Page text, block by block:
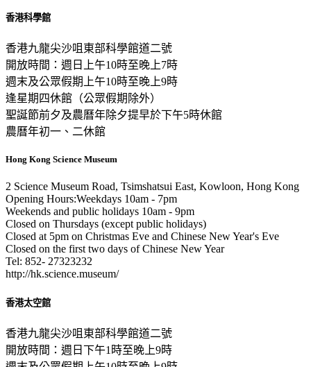
香港科學館
香港九龍尖沙咀東部科學館道二號
開放時間：週日上午10時至晚上7時
週末及公眾假期上午10時至晚上9時
逢星期四休館（公眾假期除外）
聖誕節前夕及農曆年除夕提早於下午5時休館
農曆年初一、二休館
Hong Kong Science Museum
2 Science Museum Road, Tsimshatsui East, Kowloon, Hong Kong
Opening Hours:Weekdays 10am - 7pm
Weekends and public holidays 10am - 9pm
Closed on Thursdays (except public holidays)
Closed at 5pm on Christmas Eve and Chinese New Year's Eve
Closed on the first two days of Chinese New Year
Tel: 852- 27323232
http://hk.science.museum/
香港太空館
香港九龍尖沙咀東部科學館道二號
開放時間：週日下午1時至晚上9時